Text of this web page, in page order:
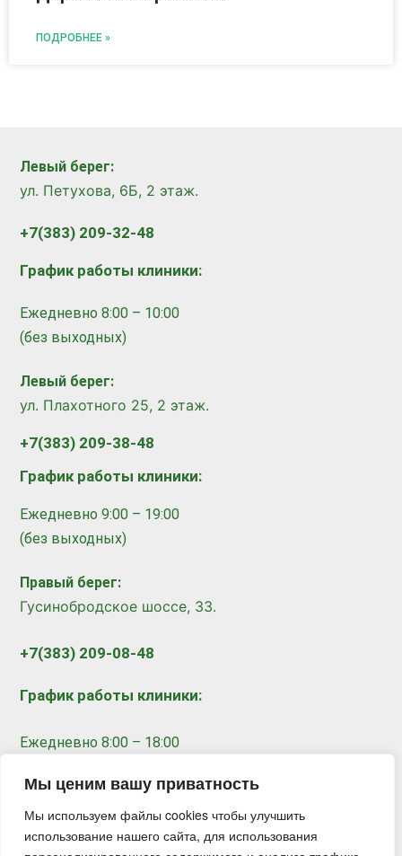
Мы ценим вашу приватность
Мы используем файлы cookies чтобы улучшить
использование нашего сайта, для использования
ПОДРОБНЕЕ »
Левый берег:
ул. Петухова, 6Б, 2 этаж.
+7(383) 209-32-48
График работы клиники:
Ежедневно 8:00 – 10:00
(без выходных)
Левый берег:
ул. Плахотного 25, 2 этаж.
+7(383) 209-38-48
График работы клиники:
Ежедневно 9:00 – 19:00
(без выходных)
Правый берег:
Гусинобродское шоссе, 33.
+7(383) 209-08-48
График работы клиники:
Ежедневно 8:00 – 18:00
Записаться на прием